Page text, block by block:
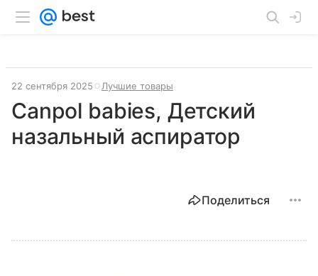
22 сентября 2025 Лучшие товары
Canpol babies, Детский
назальный аспиратор
Поделиться